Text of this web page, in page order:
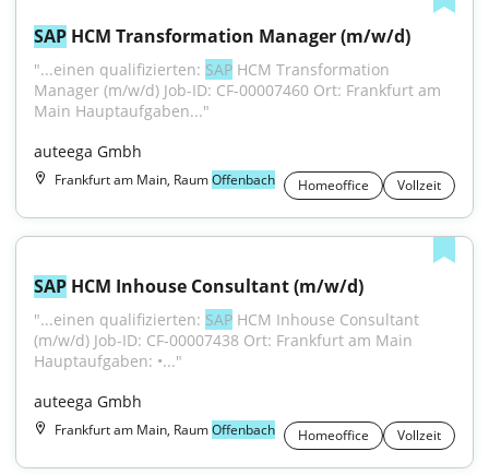
SAP HCM Transformation Manager (m/w/d)
"...einen qualifizierten: SAP HCM Transformation
Manager (m/w/d) Job-ID: CF-00007460 Ort: Frankfurt am
Main Hauptaufgaben..."
auteega Gmbh
Frankfurt am Main, RaumOffenbach Homeoffice Vollzeit
SAP HCM Inhouse Consultant (m/w/d)
"...einen qualifizierten: SAP HCM Inhouse Consultant
(m/w/d) Job-ID: CF-00007438 Ort: Frankfurt am Main
Hauptaufgaben: •..."
auteega Gmbh
Frankfurt am Main, RaumOffenbach Homeoffice Vollzeit